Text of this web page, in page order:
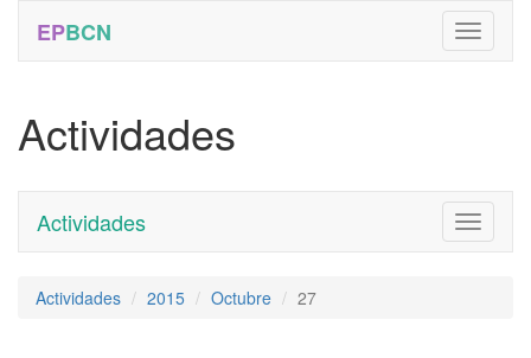
EPBCN
Actividades
Toggle
Actividades
Actividades 2015 Octubre 27